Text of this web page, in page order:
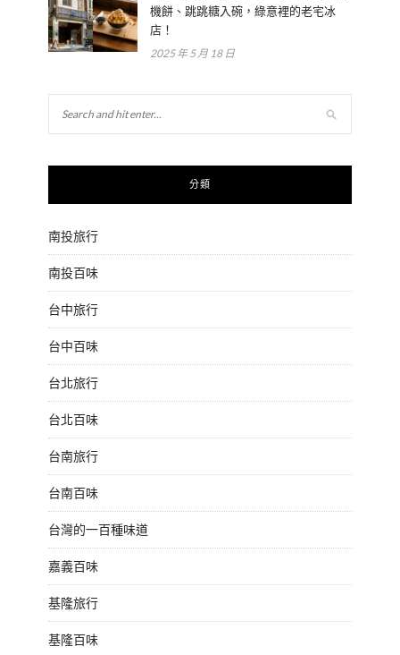
機餅、跳跳糖入碗，綠意裡的老宅冰
店！
2025 年 5 月 18 日
分類
南投旅行
南投百味
台中旅行
台中百味
台北旅行
台北百味
台南旅行
台南百味
台灣的一百種味道
嘉義百味
基隆旅行
基隆百味